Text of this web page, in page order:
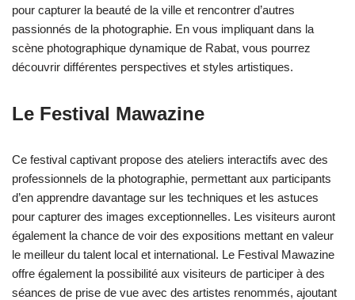
pour capturer la beauté de la ville et rencontrer d’autres
passionnés de la photographie. En vous impliquant dans la
scène photographique dynamique de Rabat, vous pourrez
découvrir différentes perspectives et styles artistiques.
Le Festival Mawazine
Ce festival captivant propose des ateliers interactifs avec des
professionnels de la photographie, permettant aux participants
d’en apprendre davantage sur les techniques et les astuces
pour capturer des images exceptionnelles. Les visiteurs auront
également la chance de voir des expositions mettant en valeur
le meilleur du talent local et international. Le Festival Mawazine
offre également la possibilité aux visiteurs de participer à des
séances de prise de vue avec des artistes renommés, ajoutant